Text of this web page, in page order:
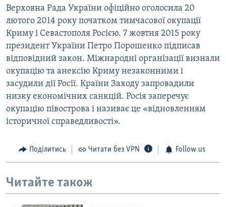
Верховна Рада України офіційно оголосила 20
лютого 2014 року початком тимчасової окупації
Криму і Севастополя Росією. 7 жовтня 2015 року
президент України Петро Порошенко підписав
відповідний закон. Міжнародні організації визнали
окупацію та анексію Криму незаконними і
засудили дії Росії. Країни Заходу запровадили
низку економічних санкцій. Росія заперечує
окупацію півострова і називає це «відновленням
історичної справедливості».
Поділитись Читати без VPN Follow us
Читайте також